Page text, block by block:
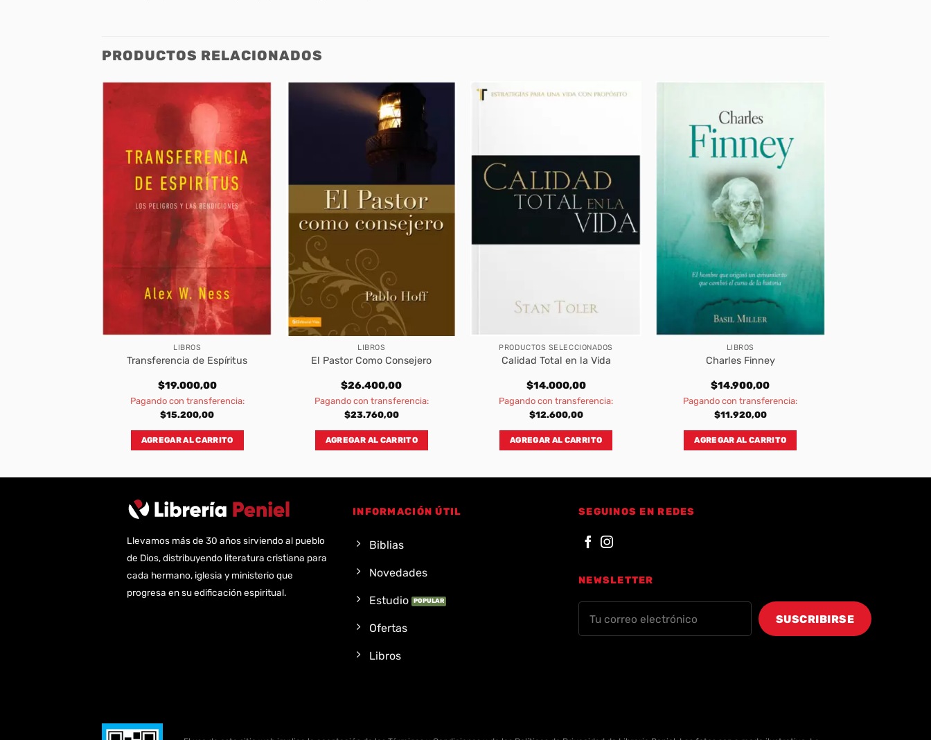
PRODUCTOS RELACIONADOS
LIBROS
Transferencia de Espíritus
$19.000,00
Pagando con transferencia:
$15.200,00
AGREGAR AL CARRITO
LIBROS
El Pastor Como Consejero
$26.400,00
Pagando con transferencia:
$23.760,00
AGREGAR AL CARRITO
PRODUCTOS SELECCIONADOS
Calidad Total en la Vida
$14.000,00
Pagando con transferencia:
$12.600,00
AGREGAR AL CARRITO
LIBROS
Charles Finney
$14.900,00
Pagando con transferencia:
$11.920,00
AGREGAR AL CARRITO
Llevamos más de 30 años sirviendo al pueblo
de Dios, distribuyendo literatura cristiana para
cada hermano, iglesia y ministerio que
progresa en su edificación espiritual.
INFORMACIÓN ÚTIL
Biblias
Novedades
Estudio
Ofertas
Libros
SEGUINOS EN REDES
NEWSLETTER